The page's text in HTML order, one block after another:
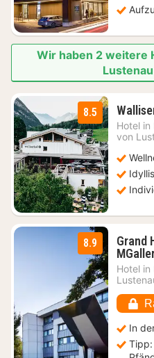
Wir haben 2 weitere
8.5
Hotel in
von
8.9
Grand
Hotel in
In